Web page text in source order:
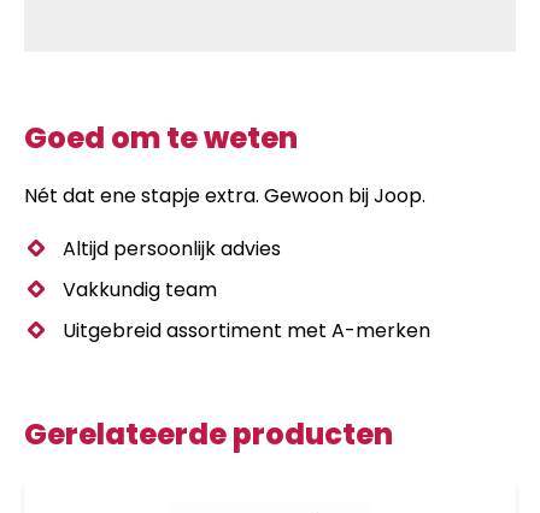
Goed om te weten
Nét dat ene stapje extra. Gewoon bij Joop.
Altijd persoonlijk advies
Vakkundig team
Uitgebreid assortiment met A-merken
Gerelateerde producten